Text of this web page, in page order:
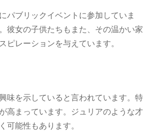
パブリックイベントに参加していま
彼女の子供たちもまた、その温かい家
レーションを与えています。
味を示していると言われています。特
高まっています。ジュリアのような才
能性もあります。